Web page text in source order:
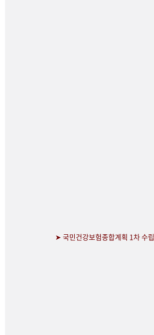
➤ 국민건강보험종합계획 1차 수립